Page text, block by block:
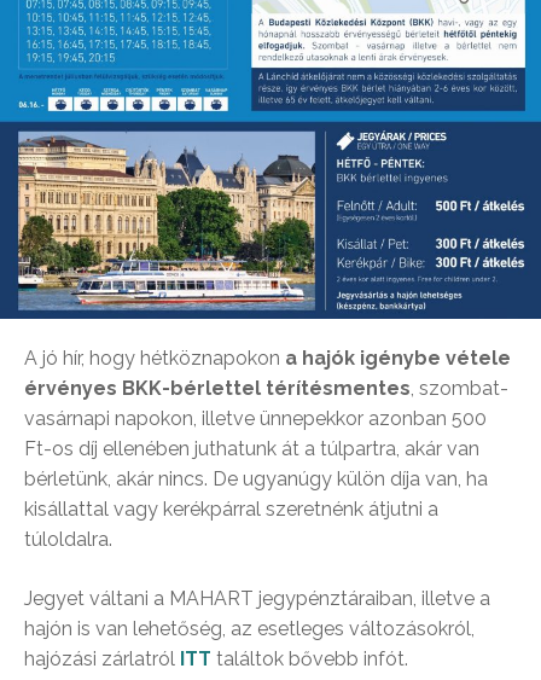
A jó hír, hogy hétköznapokon a hajók igénybe vétele
érvényes BKK-bérlettel térítésmentes, szombat-
vasárnapi napokon, illetve ünnepekkor azonban 500
Ft-os díj ellenében juthatunk át a túlpartra, akár van
bérletünk, akár nincs. De ugyanúgy külön díja van, ha
kisállattal vagy kerékpárral szeretnénk átjutni a
túloldalra.
Jegyet váltani a MAHART jegypénztáraiban, illetve a
hajón is van lehetőség, az esetleges változásokról,
hajózási zárlatról ITT találtok bővebb infót.